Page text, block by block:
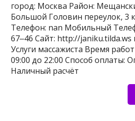
город: Москва Район:
Большой Головин переулок, 3
Телефон: nan Мобильный
67‒46 Сайт: http://janiku.tilda.ws
Услуги массажиста Время
09:00 до 22:00 Способ оплаты:
Наличный расчёт